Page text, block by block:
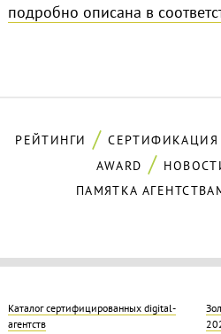
подробно описана в
РЕЙТИНГИ СЕРТИФИКАЦИЯ
AWARD
ПАМЯТКА
Каталог сертифицированных digital-
агентств